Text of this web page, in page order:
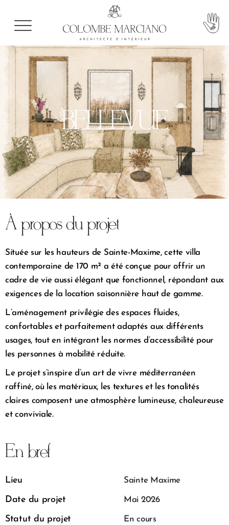
BELLEVUE
À propos du projet
Située sur les hauteurs de Sainte-Maxime, cette villa
contemporaine de 170 m² a été conçue pour offrir un
cadre de vie aussi élégant que fonctionnel, répondant aux
exigences de la location saisonnière haut de gamme.
L’aménagement privilégie des espaces fluides,
confortables et parfaitement adaptés aux différents
usages, tout en intégrant les normes d’accessibilité pour
les personnes à mobilité réduite.
Le projet s’inspire d’un art de vivre méditerranéen
raffiné, où les matériaux, les textures et les tonalités
claires composent une atmosphère lumineuse, chaleureuse
et conviviale.
En bref
Lieu Sainte Maxime
Date du projet Mai 2026
Statut du projet En cours